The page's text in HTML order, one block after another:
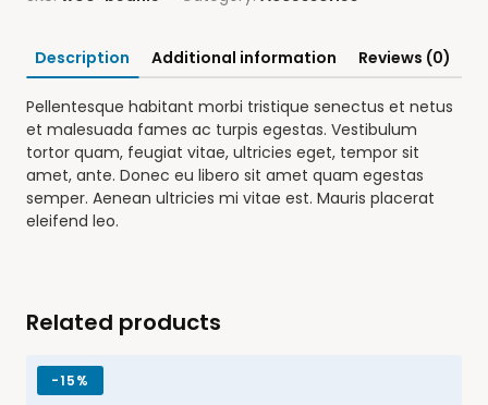
Description Additional information Reviews (0)
Pellentesque habitant morbi tristique senectus et netus
et malesuada fames ac turpis egestas. Vestibulum
tortor quam, feugiat vitae, ultricies eget, tempor sit
amet, ante. Donec eu libero sit amet quam egestas
semper. Aenean ultricies mi vitae est. Mauris placerat
eleifend leo.
Related products
-15%